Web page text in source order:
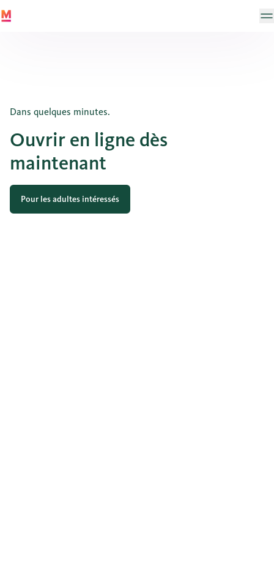
Dans quelques minutes.
Ouvrir en ligne dès
maintenant
Pour les adultes intéressés